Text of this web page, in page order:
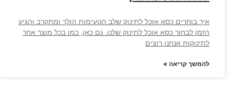
איך בוחרים כסא אוכל לתינוק שלב הטעימות הולך ומתקרב והגיע
הזמן לבחור כסא אוכל לתינוק שלנו. גם כאן, כמו בכל מוצר אחר
לתינוקות אנחנו רוצים
להמשך קריאה »